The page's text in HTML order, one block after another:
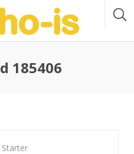
185406